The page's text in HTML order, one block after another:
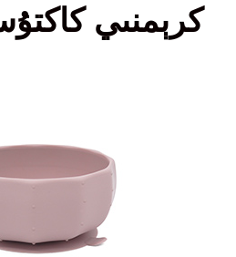
كرېمنىي